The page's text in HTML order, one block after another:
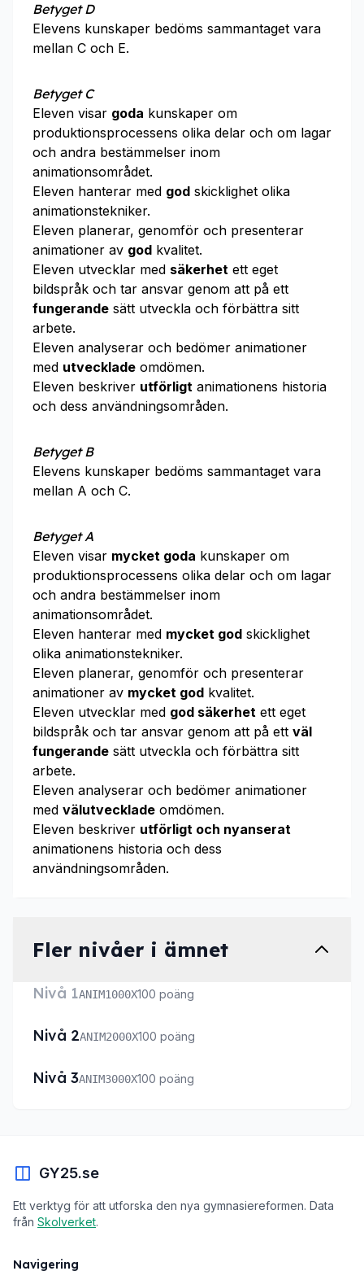
Betyget D
Elevens kunskaper bedöms sammantaget vara
mellan C och E.
Betyget C
Eleven visar goda kunskaper om
produktionsprocessens olika delar och om lagar
och andra bestämmelser inom
animationsområdet.
Eleven hanterar med god skicklighet olika
animationstekniker.
Eleven planerar, genomför och presenterar
animationer av god kvalitet.
Eleven utvecklar med säkerhet ett eget
bildspråk och tar ansvar genom att på ett
fungerande sätt utveckla och förbättra sitt
arbete.
Eleven analyserar och bedömer animationer
med utvecklade omdömen.
Eleven beskriver utförligt animationens historia
och dess användningsområden.
Betyget B
Elevens kunskaper bedöms sammantaget vara
mellan A och C.
Betyget A
Eleven visar mycket goda kunskaper om
produktionsprocessens olika delar och om lagar
och andra bestämmelser inom
animationsområdet.
Eleven hanterar med mycket god skicklighet
olika animationstekniker.
Eleven planerar, genomför och presenterar
animationer av mycket god kvalitet.
Eleven utvecklar med god säkerhet ett eget
bildspråk och tar ansvar genom att på ett väl
fungerande sätt utveckla och förbättra sitt
arbete.
Eleven analyserar och bedömer animationer
med välutvecklade omdömen.
Eleven beskriver utförligt och nyanserat
animationens historia och dess
användningsområden.
Fler nivåer i ämnet
Nivå 1ANIM1000X100 poäng
Nivå 2ANIM2000X100 poäng
Nivå 3ANIM3000X100 poäng
GY25.se
Ett verktyg för att utforska den nya gymnasiereformen. Data
från Skolverket.
Navigering